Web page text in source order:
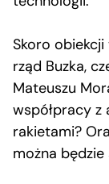
Skoro
rząd Buzka,
Mateuszu
współpracy z
rakietami?
można